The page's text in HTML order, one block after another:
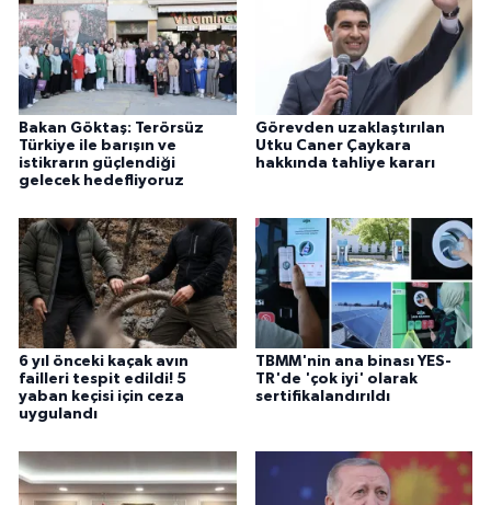
Bakan Göktaş: Terörsüz
Türkiye ile barışın ve
istikrarın güçlendiği
gelecek hedefliyoruz
Görevden uzaklaştırılan
Utku Caner Çaykara
hakkında tahliye kararı
6 yıl önceki kaçak avın
failleri tespit edildi! 5
yaban keçisi için ceza
uygulandı
TBMM'nin ana binası YES-
TR'de 'çok iyi' olarak
sertifikalandırıldı